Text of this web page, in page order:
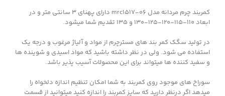
کمربند چرم مردانه مدل mrc1517-06 دارای پهنای 3 سانتی متر و در
ابعاد 110-115-120-125-130 و 135 تقدیم شما میشود.
در تولید سگک کمر بند های مسترچرم از مواد و آلیاژ مرغوب و درجه یک
استفاده می شود. ولی در نظر داشته باشید که مواد اسیدی و شوینده ها
و سفید کننده ها میتواند برای این محصولات آسیب پذیر باشد.
سوراخ های موجود روی کمربند به شما امکان تنظیم اندازه دلخواه را
میدهد اگر درنظر دارید که سایز کمربند را اندازه کنید میتوانید از قسمت